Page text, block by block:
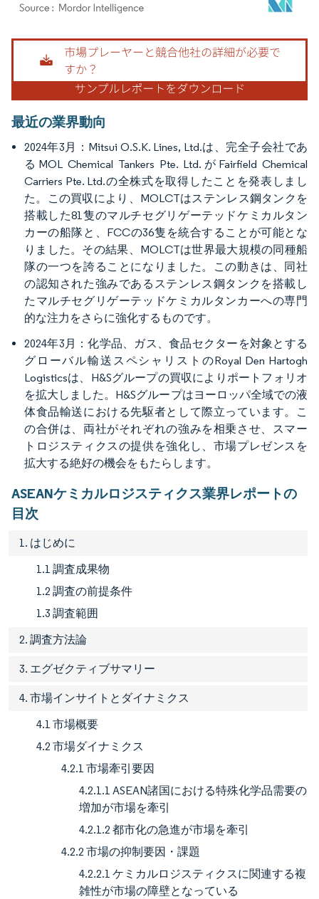
画像 © Mordor Intelligence。再利用にはCC BY 4.0の表示が必要です。
最近の業界動向
2024年3月：Mitsui O.S.K. Lines, Ltd.は、完全子会社であ
るMOL Chemical Tankers Pte. Ltd.がFairfield Chemical
Carriers Pte. Ltd.の全株式を取得したことを発表しまし
た。この買収により、MOLCTはステンレス鋼タンクを
搭載した81隻のマルチセグリゲーテッドケミカルタン
カーの船隊と、FCCの36隻を統合することが可能とな
りました。その結果、MOLCTは世界最大規模の同種船
隊の一つを誇ることになりました。この動きは、同社
の認知された強みであるステンレス鋼タンクを搭載し
たマルチセグリゲーテッドケミカルタンカーへの専門
的な注力をさらに強化するものです。
2024年3月：化学品、ガス、食品セクターを対象とする
グローバル輸送スペシャリストのRoyal Den Hartogh
Logisticsは、H&Sグループの買収によりポートフォリオ
を拡大しました。H&Sグループはヨーロッパ全域での液
体食品輸送における先駆者として際立っています。こ
の合併は、両社がそれぞれの強みを相乗させ、スマー
トロジスティクスの提供を強化し、市場プレゼンスを
拡大する絶好の機会をもたらします。
ASEANケミカルロジスティクス業界レポートの
目次
1. はじめに
1.1 調査成果物
1.2 調査の前提条件
1.3 調査範囲
2. 調査方法論
3. エグゼクティブサマリー
4. 市場インサイトとダイナミクス
4.1 市場概要
4.2 市場ダイナミクス
4.2.1 市場牽引要因
4.2.1.1 ASEAN諸国における特殊化学品需要の
増加が市場を牽引
4.2.1.2 都市化の急進が市場を牽引
4.2.2 市場の抑制要因・課題
4.2.2.1 ケミカルロジスティクスに関連する複
雑性が市場の障壁となっている